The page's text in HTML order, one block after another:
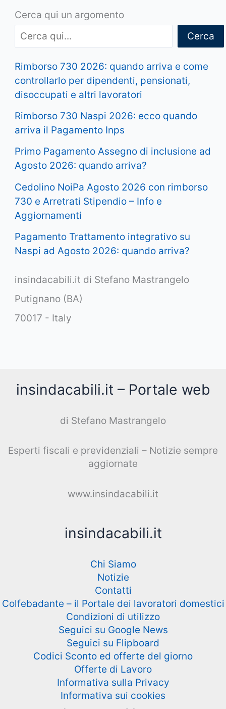
Cerca qui un argomento
Cerca
Rimborso 730 2026: quando arriva e come
controllarlo per dipendenti, pensionati,
disoccupati e altri lavoratori
Rimborso 730 Naspi 2026: ecco quando
arriva il Pagamento Inps
Primo Pagamento Assegno di inclusione ad
Agosto 2026: quando arriva?
Cedolino NoiPa Agosto 2026 con rimborso
730 e Arretrati Stipendio – Info e
Aggiornamenti
Pagamento Trattamento integrativo su
Naspi ad Agosto 2026: quando arriva?
insindacabili.it di Stefano Mastrangelo
Putignano (BA)
70017 - Italy
insindacabili.it – Portale web
di Stefano Mastrangelo
Esperti fiscali e previdenziali – Notizie sempre
aggiornate
www.insindacabili.it
insindacabili.it
Chi Siamo
Notizie
Contatti
Colfebadante – il Portale dei lavoratori domestici
Condizioni di utilizzo
Seguici su Google News
Seguici su Flipboard
Codici Sconto ed offerte del giorno
Offerte di Lavoro
Informativa sulla Privacy
Informativa sui cookies